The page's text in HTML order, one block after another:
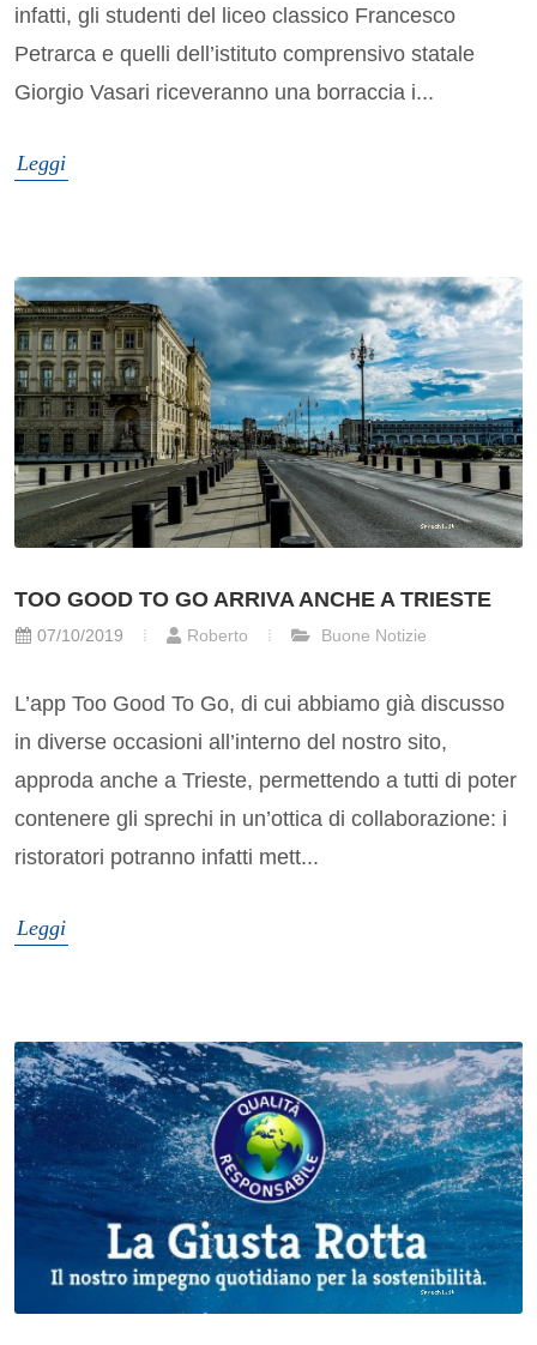
infatti, gli studenti del liceo classico Francesco
Petrarca e quelli dell’istituto comprensivo statale
Giorgio Vasari riceveranno una borraccia i...
Leggi
TOO GOOD TO GO ARRIVA ANCHE A TRIESTE
07/10/2019 Roberto Buone Notizie
L’app Too Good To Go, di cui abbiamo già discusso
in diverse occasioni all’interno del nostro sito,
approda anche a Trieste, permettendo a tutti di poter
contenere gli sprechi in un’ottica di collaborazione: i
ristoratori potranno infatti mett...
Leggi